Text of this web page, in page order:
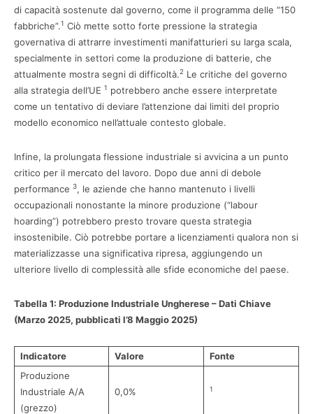
di capacità sostenute dal governo, come il programma delle “150
fabbriche”.1 Ciò mette sotto forte pressione la strategia
governativa di attrarre investimenti manifatturieri su larga scala,
specialmente in settori come la produzione di batterie, che
attualmente mostra segni di difficoltà.2 Le critiche del governo
alla strategia dell’UE 1 potrebbero anche essere interpretate
come un tentativo di deviare l’attenzione dai limiti del proprio
modello economico nell’attuale contesto globale.
Infine, la prolungata flessione industriale si avvicina a un punto
critico per il mercato del lavoro. Dopo due anni di debole
performance 3, le aziende che hanno mantenuto i livelli
occupazionali nonostante la minore produzione (“labour
hoarding”) potrebbero presto trovare questa strategia
insostenibile. Ciò potrebbe portare a licenziamenti qualora non si
materializzasse una significativa ripresa, aggiungendo un
ulteriore livello di complessità alle sfide economiche del paese.
Tabella 1: Produzione Industriale Ungherese – Dati Chiave
(Marzo 2025, pubblicati l’8 Maggio 2025)
Indicatore Valore
Fonte
Produzione
Industriale A/A
(grezzo)
0,0% 1